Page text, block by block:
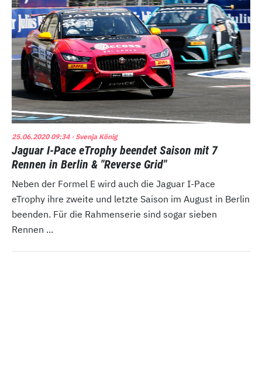
25.06.2020 09:34· Svenja König
Jaguar I-Pace eTrophy beendet Saison mit 7
Rennen in Berlin & "Reverse Grid"
Neben der Formel E wird auch die Jaguar I-Pace
eTrophy ihre zweite und letzte Saison im August in Berlin
beenden. Für die Rahmenserie sind sogar sieben
Rennen ...